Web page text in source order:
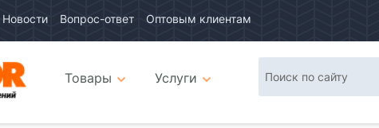
Новости Вопрос-ответ Оптовым клиентам
интернетТовары
Услуги